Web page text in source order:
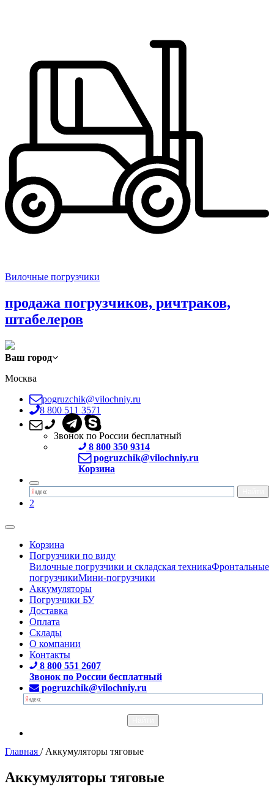
Вилочные погрузчики
продажа погрузчиков, ричтраков,
штабелеров
Ваш город
Москва
pogruzchik@vilochniy.ru
8 800 511 3571
Звонок по России бесплатный
8 800 350 9314
pogruzchik@vilochniy.ru
Корзина
2
Корзина
Погрузчики по виду
Вилочные погрузчики и складская техникаФронтальные
погрузчикиМини-погрузчики
Аккумуляторы
Погрузчики БУ
Доставка
Оплата
Склады
О компании
Контакты
8 800 551 2607
Звонок по России бесплатный
pogruzchik@vilochniy.ru
Главная / Аккумуляторы тяговые
Аккумуляторы тяговые